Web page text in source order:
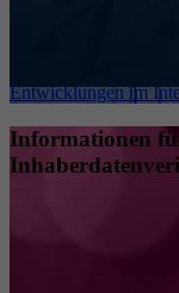
Entwicklungen im
Informationen